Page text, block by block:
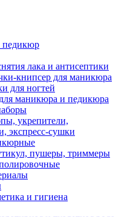
педикюр
лака и антисептики
книпсер для маникюра
для ногтей
маникюра и педикюра
укрепители,
экспресс-сушки
пушеры, триммеры
и гигиена